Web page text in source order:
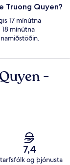
Truong Quyen?
17 mínútna
mínútna
-
7,4
og þjónusta